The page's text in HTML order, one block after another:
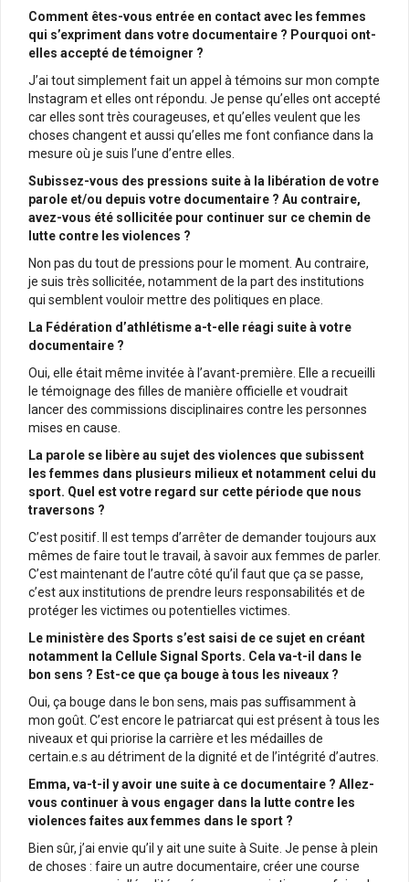
Comment êtes-vous entrée en contact avec les femmes
qui s’expriment dans votre documentaire ? Pourquoi ont-
elles accepté de témoigner ?
J’ai tout simplement fait un appel à témoins sur mon compte
Instagram et elles ont répondu. Je pense qu’elles ont accepté
car elles sont très courageuses, et qu’elles veulent que les
choses changent et aussi qu’elles me font confiance dans la
mesure où je suis l’une d’entre elles.
Subissez-vous des pressions suite à la libération de votre
parole et/ou depuis votre documentaire ? Au contraire,
avez-vous été sollicitée pour continuer sur ce chemin de
lutte contre les violences ?
Non pas du tout de pressions pour le moment. Au contraire,
je suis très sollicitée, notamment de la part des institutions
qui semblent vouloir mettre des politiques en place.
La Fédération d’athlétisme a-t-elle réagi suite à votre
documentaire ?
Oui, elle était même invitée à l’avant-première. Elle a recueilli
le témoignage des filles de manière officielle et voudrait
lancer des commissions disciplinaires contre les personnes
mises en cause.
La parole se libère au sujet des violences que subissent
les femmes dans plusieurs milieux et notamment celui du
sport. Quel est votre regard sur cette période que nous
traversons ?
C’est positif. Il est temps d’arrêter de demander toujours aux
mêmes de faire tout le travail, à savoir aux femmes de parler.
C’est maintenant de l’autre côté qu’il faut que ça se passe,
c’est aux institutions de prendre leurs responsabilités et de
protéger les victimes ou potentielles victimes.
Le ministère des Sports s’est saisi de ce sujet en créant
notamment la Cellule Signal Sports. Cela va-t-il dans le
bon sens ? Est-ce que ça bouge à tous les niveaux ?
Oui, ça bouge dans le bon sens, mais pas suffisamment à
mon goût. C’est encore le patriarcat qui est présent à tous les
niveaux et qui priorise la carrière et les médailles de
certain.e.s au détriment de la dignité et de l’intégrité d’autres.
Emma, va-t-il y avoir une suite à ce documentaire ? Allez-
vous continuer à vous engager dans la lutte contre les
violences faites aux femmes dans le sport ?
Bien sûr, j’ai envie qu’il y ait une suite à Suite. Je pense à plein
de choses : faire un autre documentaire, créer une course